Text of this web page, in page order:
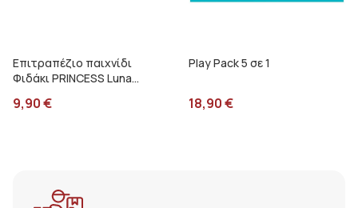
Επιτραπέζιο παιχνίδι
Φιδάκι PRINCESS Luna
9,90€
Play Pack 5 σε 1
18,90€